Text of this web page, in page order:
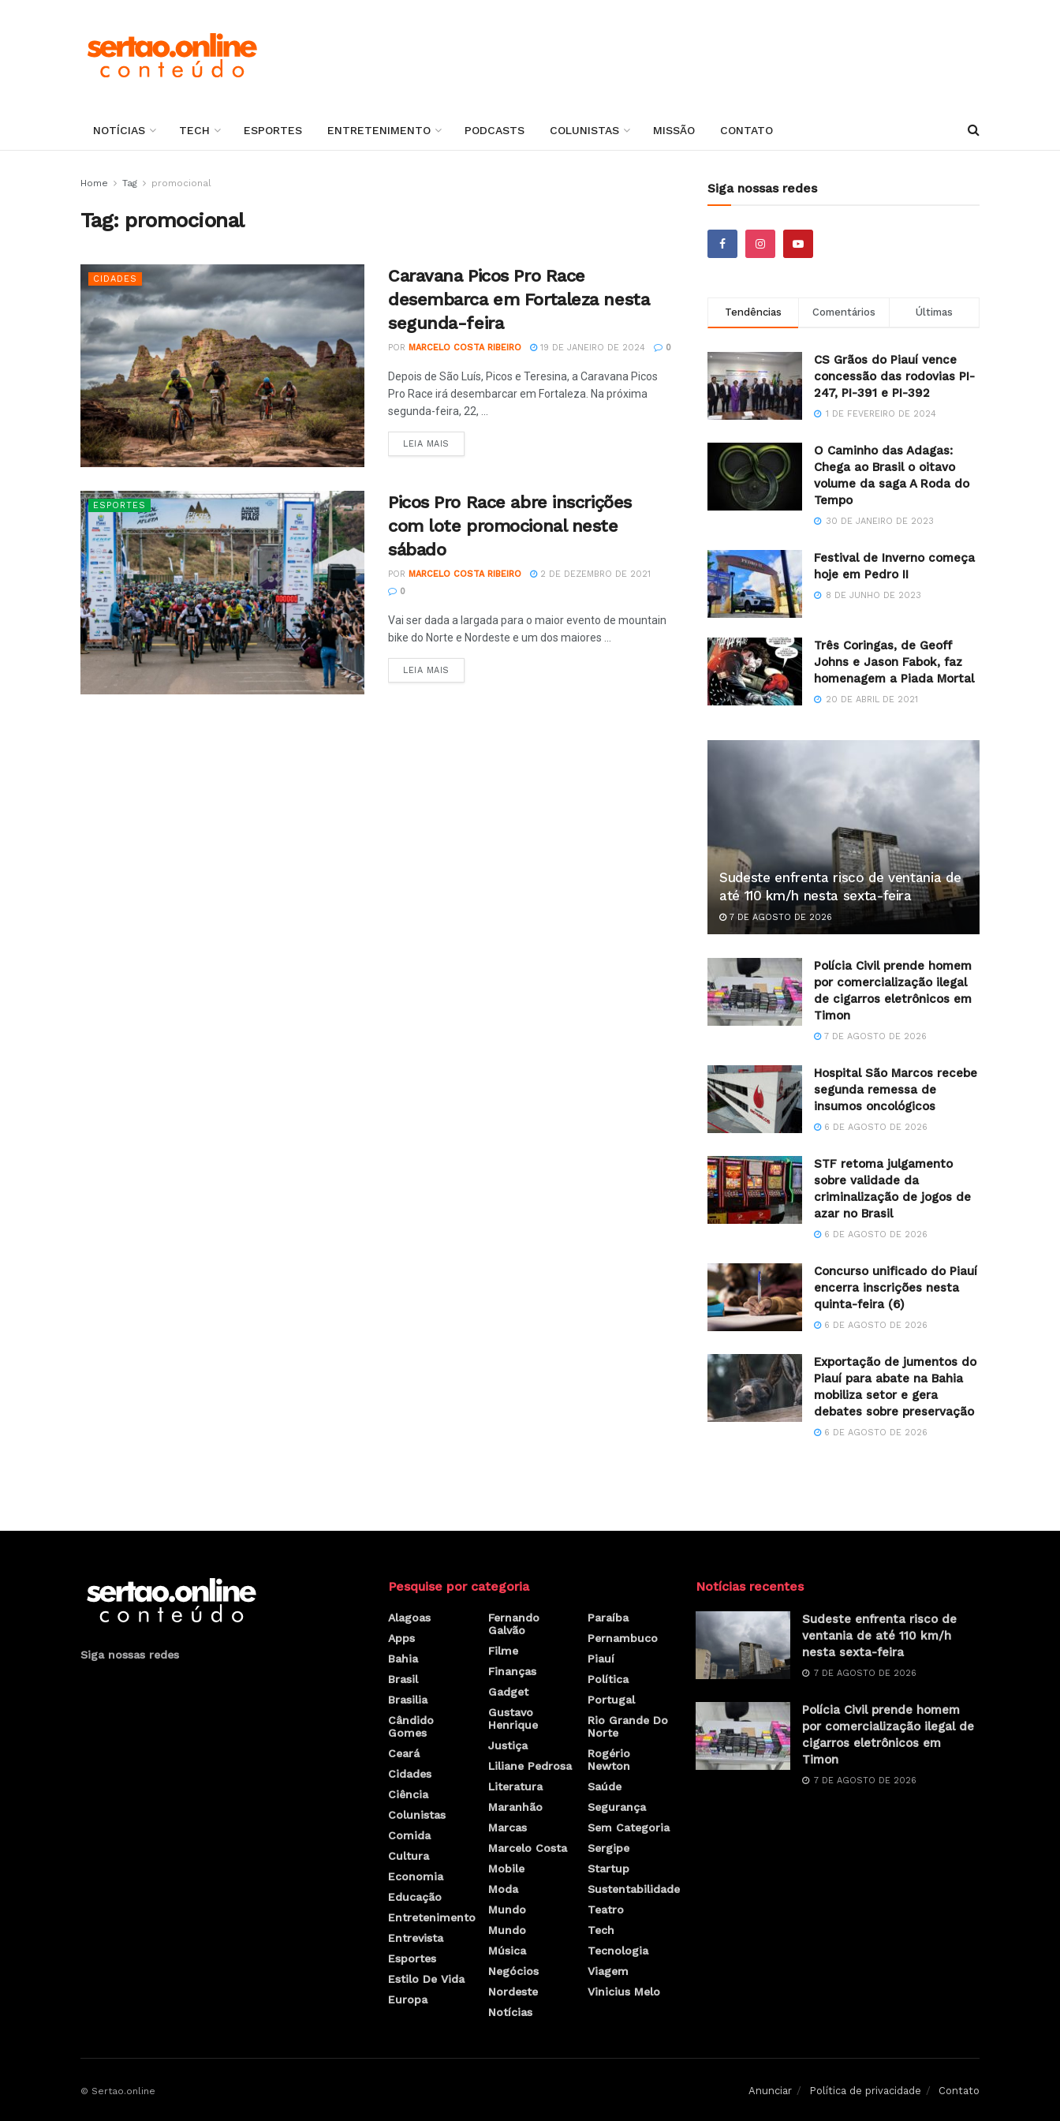
NOTÍCIAS TECH ESPORTES ENTRETENIMENTO PODCASTS COLUNISTAS MISSÃO CONTATO
Home Tag promocional
Tag: promocional
CIDADES
Caravana Picos Pro Race
desembarca em Fortaleza nesta
segunda-feira
POR MARCELO COSTA RIBEIRO 19 DE JANEIRO DE 2024 0
Depois de São Luís, Picos e Teresina, a Caravana Picos
Pro Race irá desembarcar em Fortaleza. Na próxima
segunda-feira, 22, ...
LEIA MAIS
ESPORTES
Picos Pro Race abre inscrições
com lote promocional neste
sábado
POR MARCELO COSTA RIBEIRO
2 DE DEZEMBRO DE 2021
0
Vai ser dada a largada para o maior evento de mountain
bike do Norte e Nordeste e um dos maiores ...
LEIA MAIS
Siga nossas redes
Tendências Comentários Últimas
CS Grãos do Piauí vence
concessão das rodovias PI-
247, PI-391 e PI-392
1 DE FEVEREIRO DE 2024
O Caminho das Adagas:
Chega ao Brasil o oitavo
volume da saga A Roda do
Tempo
30 DE JANEIRO DE 2023
Festival de Inverno começa
hoje em Pedro II
8 DE JUNHO DE 2023
Três Coringas, de Geoff
Johns e Jason Fabok, faz
homenagem a Piada Mortal
20 DE ABRIL DE 2021
Sudeste enfrenta risco de ventania de
até 110 km/h nesta sexta-feira
7 DE AGOSTO DE 2026
Polícia Civil prende homem
por comercialização ilegal
de cigarros eletrônicos em
Timon
7 DE AGOSTO DE 2026
Hospital São Marcos recebe
segunda remessa de
insumos oncológicos
6 DE AGOSTO DE 2026
STF retoma julgamento
sobre validade da
criminalização de jogos de
azar no Brasil
6 DE AGOSTO DE 2026
Concurso unificado do Piauí
encerra inscrições nesta
quinta-feira (6)
6 DE AGOSTO DE 2026
Exportação de jumentos do
Piauí para abate na Bahia
mobiliza setor e gera
debates sobre preservação
6 DE AGOSTO DE 2026
Siga nossas redes
Pesquise por categoria
Alagoas
Apps
Bahia
Brasil
Brasilia
Cândido
Gomes
Ceará
Cidades
Ciência
Colunistas
Comida
Cultura
Economia
Educação
Entretenimento
Entrevista
Esportes
Estilo De Vida
Europa
Fernando
Galvão
Filme
Finanças
Gadget
Gustavo
Henrique
Justiça
Liliane Pedrosa
Literatura
Maranhão
Marcas
Marcelo Costa
Mobile
Moda
Mundo
Mundo
Música
Negócios
Nordeste
Notícias
Paraíba
Pernambuco
Piauí
Política
Portugal
Rio Grande Do
Norte
Rogério
Newton
Saúde
Segurança
Sem Categoria
Sergipe
Startup
Sustentabilidade
Teatro
Tech
Tecnologia
Viagem
Vinicius Melo
Notícias recentes
Sudeste enfrenta risco de
ventania de até 110 km/h
nesta sexta-feira
7 DE AGOSTO DE 2026
Polícia Civil prende homem
por comercialização ilegal de
cigarros eletrônicos em
Timon
7 DE AGOSTO DE 2026
Anunciar Política de privacidade Contato
© Sertao.online